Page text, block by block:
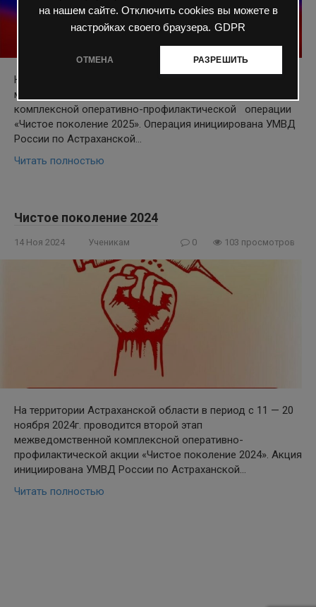
на нашем сайте. Отключить cookies вы можете в
настройках своего браузера. GDPR
ОТМЕНА РАЗРЕШИТЬ
На территории Астраханской области в период с 10 — 19
марта 2025г. проводится первый этап межведомственной
комплексной оперативно-профилактической операции
«Чистое поколение 2025». Операция инициирована УМВД
России по Астраханской…
Читать полностью
Чистое поколение 2024
14 Ноя 2024 Ученикам 0 103 просмотров
На территории Астраханской области в период с 11 — 20
ноября 2024г. проводится второй этап
межведомственной комплексной оперативно-
профилактической акции «Чистое поколение 2024». Акция
инициирована УМВД России по Астраханской…
Читать полностью